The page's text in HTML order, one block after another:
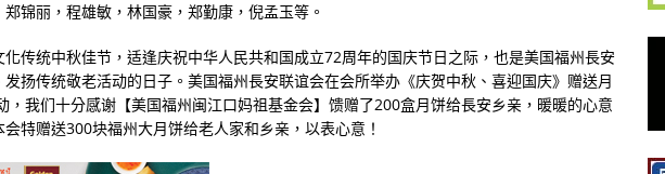
锦丽，程雄敏，林国豪，郑勤康，倪孟玉等。
传统中秋佳节，适逢庆祝中华人民共和国成立72周年的国庆节日之际，也是美国福州長安
扬传统敬老活动的日子。美国福州長安联谊会在会所举办《庆贺中秋、喜迎国庆》赠送月
，我们十分感谢【美国福州闽江口妈祖基金会】馈赠了200盒月饼给長安乡亲，暖暖的心意
特赠送300块福州大月饼给老人家和乡亲，以表心意！